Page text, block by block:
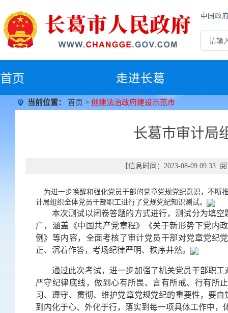
中国政
首页 走进长葛
当前位置： 首页 > 创建法治政府建设示范市
长葛市审计局
【信息时间：2023-08-09 09:33
为进一步唤醒和强化党员干部的党章党规党纪意识，不断
计局组织全体党员干部职工进行了党规党纪知识测试。
本次测试以闭卷答题的方式进行，测试分为填
广，涵盖《中国共产党章程》《关于新形势下党内
例》等内容，全面考核了审计党员干部对党章党纪
正、沉着作答，考场纪律严明、秩序井然。
通过此次考试，进一步加强了机关党员干部职
严守纪律底线，做到心有所畏、言有所戒、行有所
习、遵守、贯彻、维护党章党规党纪的重要性，要
到内化于心、外化于行，落实到每一项具体工作中